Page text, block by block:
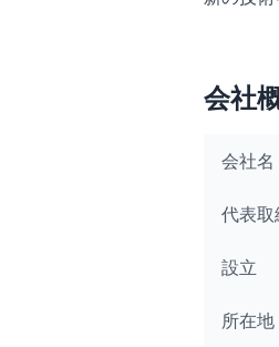
会社
会社名
代表取
設立
所在地